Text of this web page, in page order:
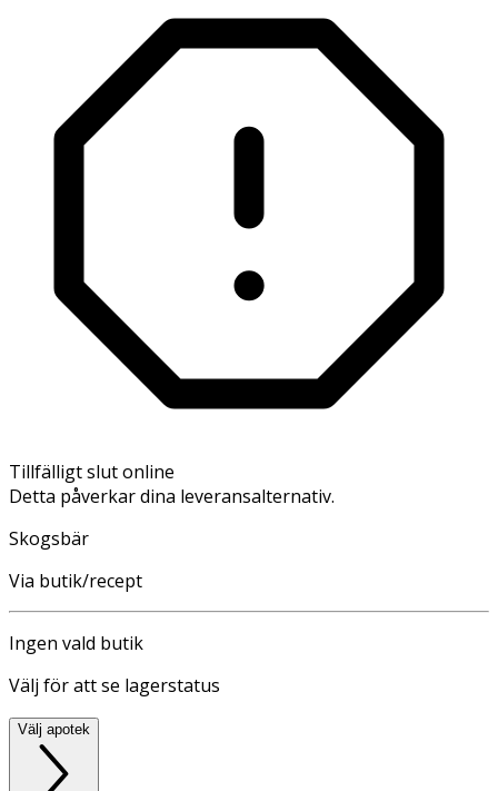
Tillfälligt slut online
Detta påverkar dina leveransalternativ.
Skogsbär
Via butik/recept
Ingen vald butik
Välj för att se lagerstatus
Välj apotek